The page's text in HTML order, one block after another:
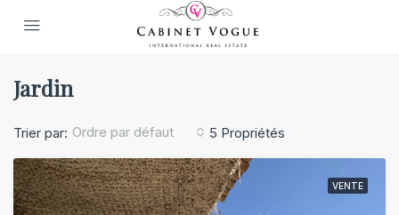
Jardin
5 Propriétés
Trier par: Ordre par défaut
VENTE